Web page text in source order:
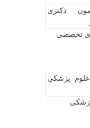
تخصصی
پزشکی